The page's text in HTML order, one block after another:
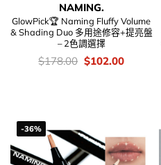
NAMING.
GlowPick🏆 Naming Fluffy Volume
& Shading Duo 多用途修容+提亮盤
– 2色調選擇
價
錢：
$178.00 Original
price
$102.00Current
-36%